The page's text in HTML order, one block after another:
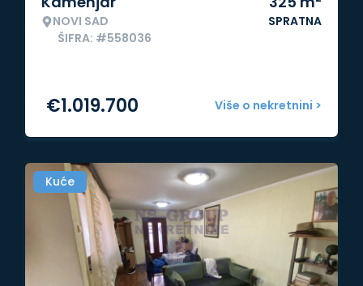
NOVI SAD
ŠIFRA: #558036
SPRATNA
Više o nekretnini >
€1.019.700
Kuće